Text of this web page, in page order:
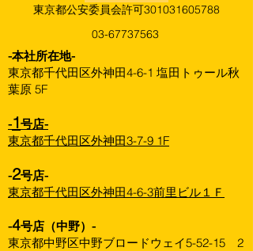
東京都公安委員会許可301031605788
03-67737563
​-本社所在地-
東京都千代田区外神田4-6-1 塩田トゥール秋
葉原 5F
-1号店-
東京都千代田区外神田3-7-9 1F
-2号店-
東京都千代田区外神田4-6-3前里ビル１Ｆ
-4号店（中野）-
東京都中野区中野ブロードウェイ5-52-15 2